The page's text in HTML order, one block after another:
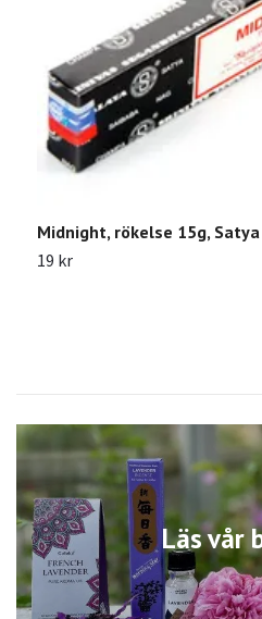
Läs vår
Midnight, rökelse 15g, Satya
19 kr